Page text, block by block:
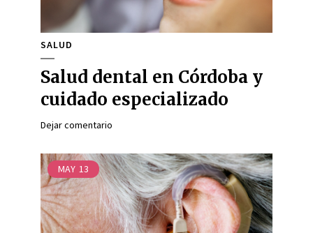
SALUD
Salud dental en Córdoba y
cuidado especializado
Dejar comentario
MAY 13